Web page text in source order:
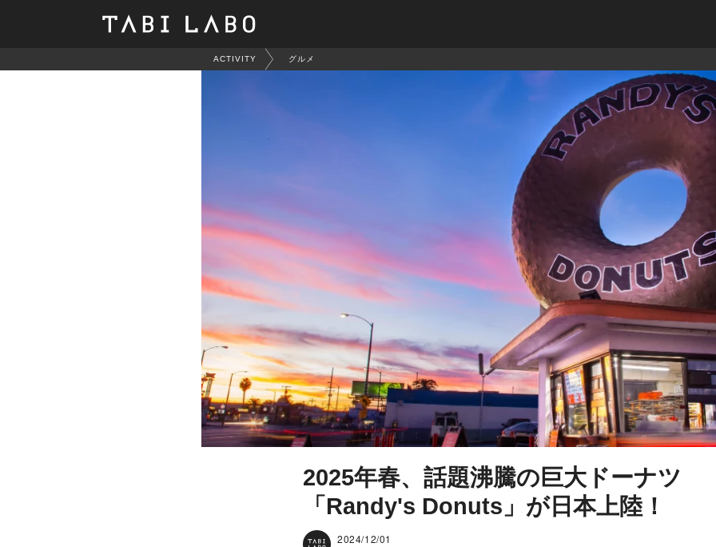
ACTIVITY グルメ
2025年春、話題沸騰の巨大ドーナツ
「Randy's Donuts」が日本上陸！
2024/12/01